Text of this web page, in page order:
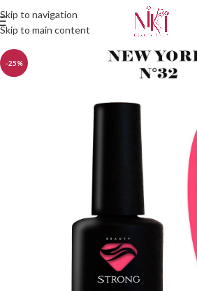
Skip to navigation
Skip to main content
-25%